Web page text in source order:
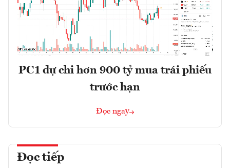
PC1 dự chi hơn 900 tỷ mua trái phiếu
trước hạn
Đọc ngay
Đọc tiếp